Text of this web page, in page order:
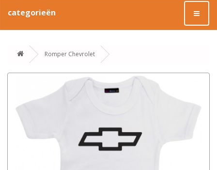
categorieën
Romper Chevrolet